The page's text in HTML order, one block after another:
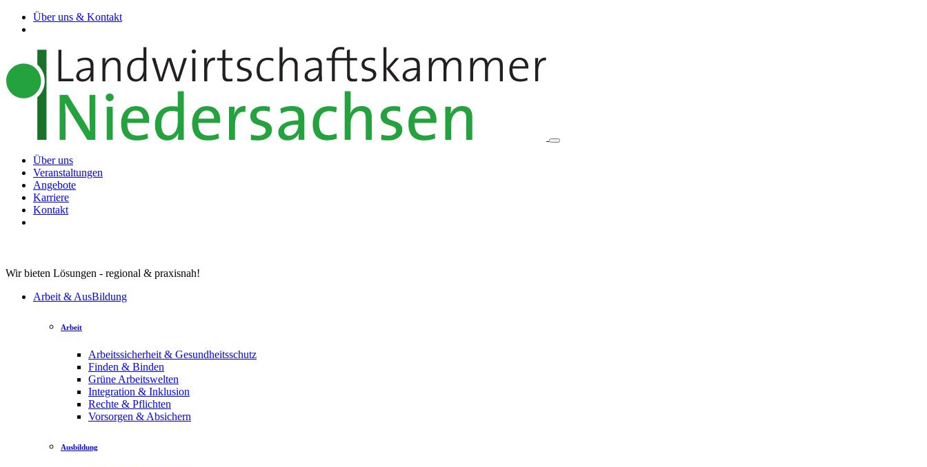
Über uns & Kontakt
Über uns
Veranstaltungen
Angebote
Karriere
Kontakt
Wir bieten Lösungen - regional & praxisnah!
Arbeit & AusBildung
Arbeit
Arbeitssicherheit & Gesundheitsschutz
Finden & Binden
Grüne Arbeitswelten
Integration & Inklusion
Rechte & Pflichten
Vorsorgen & Absichern
Ausbildung